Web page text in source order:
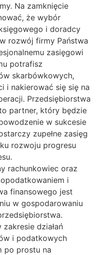
Na zamknięcie
że wybór
i doradcy
rozwój firmy Państwa
zasięgowi
potrafisz
skarbówkowych,
i nakierować się się na
Przedsiębiorstwa
partner, który będzie
w sukcesie
zupełne zasięg
rozwoju progresu
rachunkowiec oraz
i
finansowego jest
w gospodarowaniu
działań
i podatkowych
po prostu na